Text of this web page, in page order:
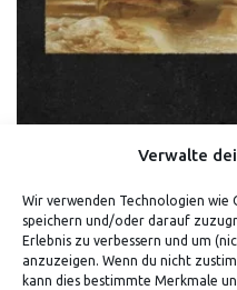
Verwalte
Wir verwenden Technologien
speichern und/oder darauf
Erlebnis zu verbessern und um
anzuzeigen. Wenn du nicht
kann dies bestimmte Merkmale
BIBLIS – W. A.